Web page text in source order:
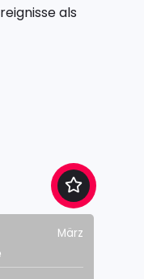
als
März